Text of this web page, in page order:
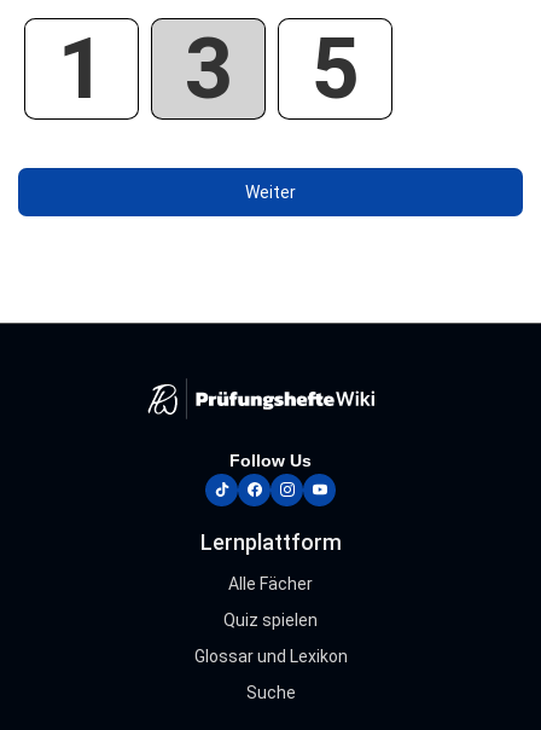
1 3 5
Follow Us
tiktokfacebook
instagram
youtube
Lernplattform
Alle Fächer
Quiz spielen
Glossar und Lexikon
Suche